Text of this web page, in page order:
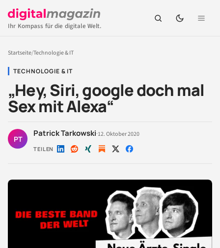
Ihr Kompass für die digitale Welt.
Startseite/Technologie & IT
TECHNOLOGIE & IT
„Hey, Siri, google doch mal
Sex mit Alexa“
PT
Patrick Tarkowski·12. Oktober 2020
TEILEN Auf Auf Auf Auf Auf